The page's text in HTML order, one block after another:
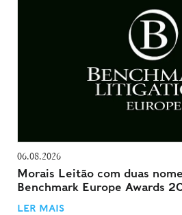
06.08.2026
Morais Leitão com duas
Benchmark Europe Awards
LER MAIS